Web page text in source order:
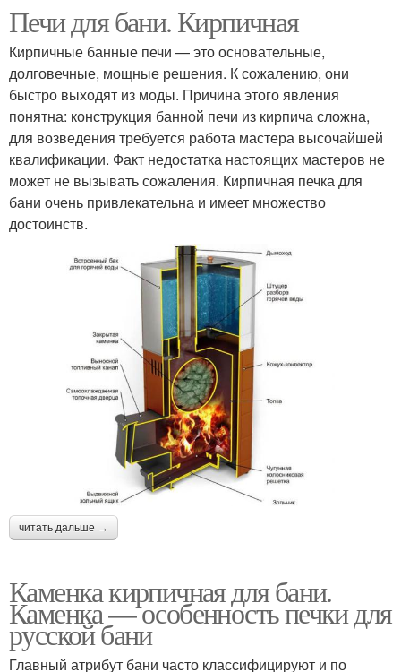
Печи для бани. Кирпичная
Кирпичные банные печи — это основательные,
долговечные, мощные решения. К сожалению, они
быстро выходят из моды. Причина этого явления
понятна: конструкция банной печи из кирпича сложна,
для возведения требуется работа мастера высочайшей
квалификации. Факт недостатка настоящих мастеров не
может не вызывать сожаления. Кирпичная печка для
бани очень привлекательна и имеет множество
достоинств.
читать дальше →
Каменка кирпичная для бани.
Каменка — особенность печки для
русской бани
Главный атрибут бани часто классифицируют и по